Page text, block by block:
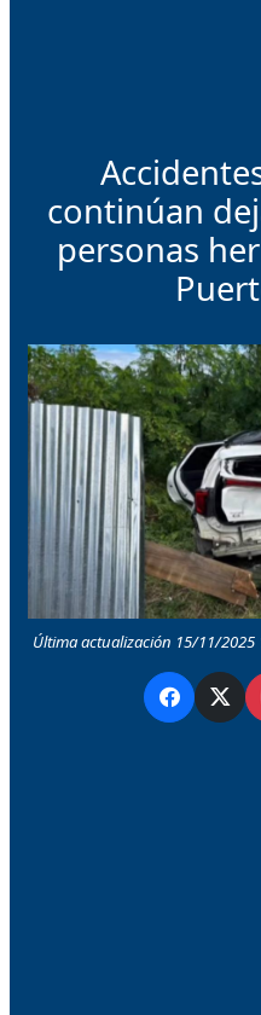
continúan
personas
Última actualización 15/11/2025